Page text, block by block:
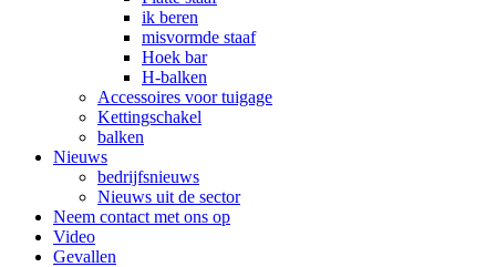
ik beren
misvormde staaf
Hoek bar
H-balken
Accessoires voor tuigage
Kettingschakel
balken
Nieuws
bedrijfsnieuws
Nieuws uit de sector
Neem contact met ons op
Video
Gevallen